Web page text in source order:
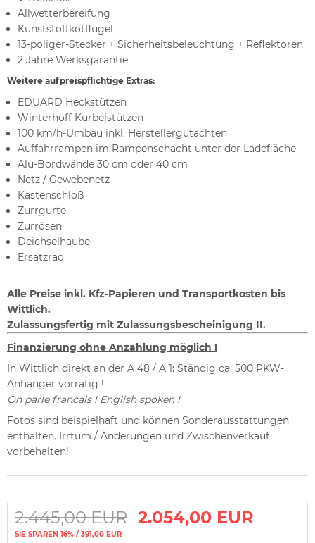
Allwetterbereifung
Kunststoffkotflügel
13-poliger-Stecker + Sicherheitsbeleuchtung + Reflektoren
2 Jahre Werksgarantie
Weitere aufpreispflichtige Extras:
EDUARD Heckstützen
Winterhoff Kurbelstützen
100 km/h-Umbau inkl. Herstellergutachten
Auffahrrampen im Rampenschacht unter der Ladefläche
Alu-Bordwände 30 cm oder 40 cm
Netz / Gewebenetz
Kastenschloß
Zurrgurte
Zurrösen
Deichselhaube
Ersatzrad
Alle Preise inkl. Kfz-Papieren und Transportkosten bis
Wittlich.
Zulassungsfertig mit Zulassungsbescheinigung II.
Finanzierung ohne Anzahlung möglich !
In Wittlich direkt an der A 48 / A 1: Ständig ca. 500 PKW-
Anhänger vorrätig !
On parle francais ! English spoken !
Fotos sind beispielhaft und können Sonderausstattungen
enthalten. Irrtum / Änderungen und Zwischenverkauf
vorbehalten!
2.445,00 EUR 2.054,00 EUR
SIE SPAREN 16% / 391,00 EUR